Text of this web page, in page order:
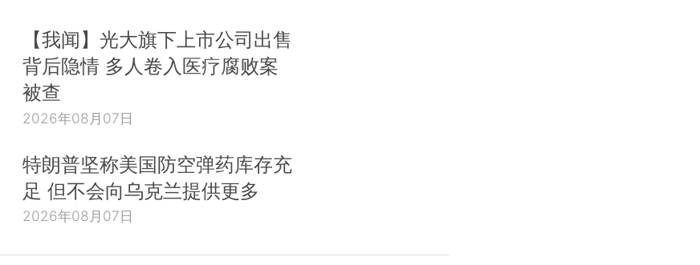
【我闻】光大旗下上市公司出售
背后隐情 多人卷入医疗腐败案
被查
2026年08月07日
特朗普坚称美国防空弹药库存充
足 但不会向乌克兰提供更多
2026年08月07日